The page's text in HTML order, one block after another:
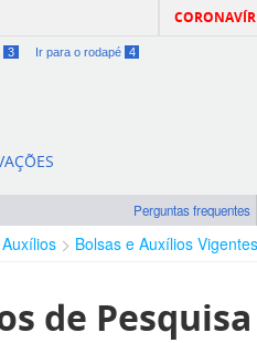
3 Ir para o rodapé 4
Perguntas frequentes
Bolsas e Auxílios Vigentes
de Pesquisa